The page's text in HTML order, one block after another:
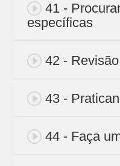
41 -
específicas
42 - Revisão
43 -
44 - Faça